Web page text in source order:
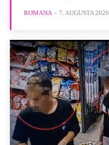
ROMANA - 7. AUGUSTA 2026